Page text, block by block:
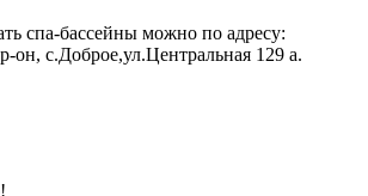
спа-бассейны можно по адресу:
он, с.Доброе,ул.Центральная 129 а.